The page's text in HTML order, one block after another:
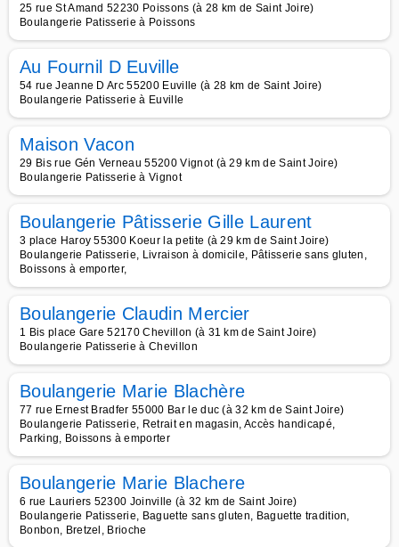
25 rue St Amand 52230 Poissons (à 28 km de Saint Joire)
Boulangerie Patisserie à Poissons
Au Fournil D Euville
54 rue Jeanne D Arc 55200 Euville (à 28 km de Saint Joire)
Boulangerie Patisserie à Euville
Maison Vacon
29 Bis rue Gén Verneau 55200 Vignot (à 29 km de Saint Joire)
Boulangerie Patisserie à Vignot
Boulangerie Pâtisserie Gille Laurent
3 place Haroy 55300 Koeur la petite (à 29 km de Saint Joire)
Boulangerie Patisserie, Livraison à domicile, Pâtisserie sans gluten,
Boissons à emporter,
Boulangerie Claudin Mercier
1 Bis place Gare 52170 Chevillon (à 31 km de Saint Joire)
Boulangerie Patisserie à Chevillon
Boulangerie Marie Blachère
77 rue Ernest Bradfer 55000 Bar le duc (à 32 km de Saint Joire)
Boulangerie Patisserie, Retrait en magasin, Accès handicapé,
Parking, Boissons à emporter
Boulangerie Marie Blachere
6 rue Lauriers 52300 Joinville (à 32 km de Saint Joire)
Boulangerie Patisserie, Baguette sans gluten, Baguette tradition,
Bonbon, Bretzel, Brioche